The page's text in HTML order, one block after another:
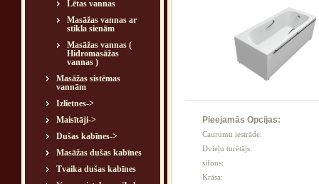
Lētas vannas
Masāžas vannas ar
stikla sienām
Masāžas vannas (
Hidromasāžas
vannas )
Masāžas sistēmas
vannām
Izlietnes->
Maisītāji->
Dušas kabīnes->
Masāžas dušas kabīnes
Tvaika dušas kabīnes
Pieejamās Opcijas:
Caurumu iestrāde:
Dvieļu turētājs:
sifons:
Krāsa: